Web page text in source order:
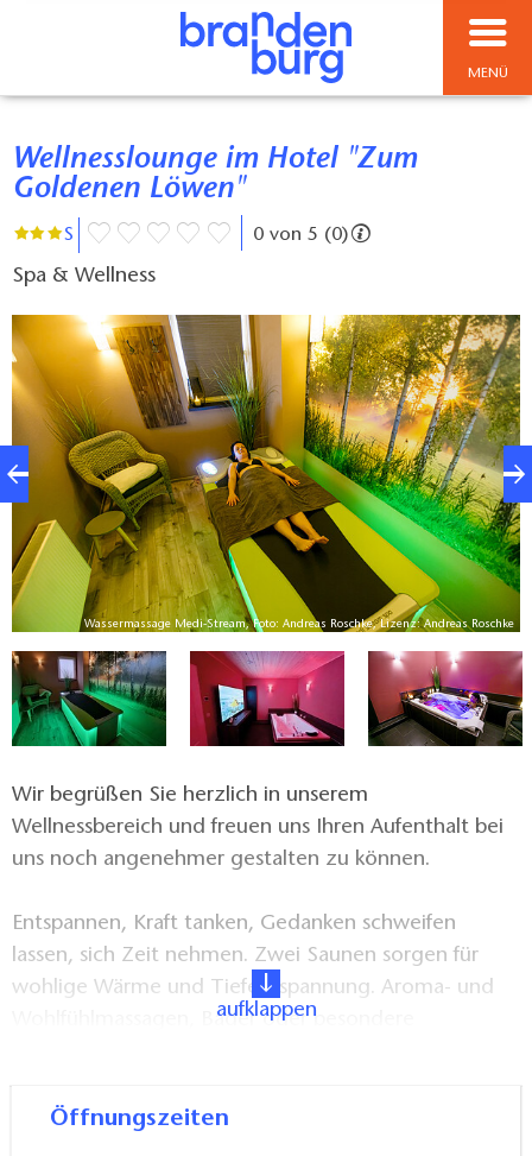
MENÜ
Wellnesslounge im Hotel "Zum
Goldenen Löwen"
S 0 von 5 (0)
Spa & Wellness
Wassermassage Medi-Stream, Foto: Andreas Roschke, Lizenz: Andreas Roschke
Wir begrüßen Sie herzlich in unserem
Wellnessbereich und freuen uns Ihren Aufenthalt bei
uns noch angenehmer gestalten zu können.
Entspannen, Kraft tanken, Gedanken schweifen
lassen, sich Zeit nehmen. Zwei Saunen sorgen für
wohlige Wärme und Tiefentspannung. Aroma- und
Wohlfühlmassagen, Bäder oder besondere
Kosmetikbehandlungen können individuell
aufklappen
Öffnungszeiten